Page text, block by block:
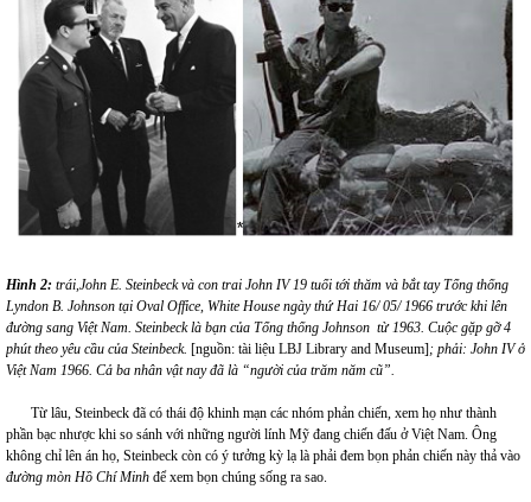
Hình 2: trái,John E. Steinbeck và con trai John IV 19 tuổi tới thăm và bắt tay Tổng thống
Lyndon B. Johnson tại Oval Office, White House ngày thứ Hai 16/ 05/ 1966 trước khi lên
đường sang Việt Nam. Steinbeck là bạn của Tổng thống Johnson từ 1963. Cuộc gặp gỡ 4
phút theo yêu cầu của Steinbeck. [nguồn: tài liệu LBJ Library and Museum]; phải: John IV ở
Việt Nam 1966. Cả ba nhân vật nay đã là “người của trăm năm cũ”.
Từ lâu, Steinbeck đã có thái độ khinh mạn các nhóm phản chiến, xem họ như thành
phần bạc nhược khi so sánh với những người lính Mỹ đang chiến đấu ở Việt Nam. Ông
không chỉ lên án họ, Steinbeck còn có ý tưởng kỳ lạ là phải đem bọn phản chiến này thả vào
đường mòn Hồ Chí Minh để xem bọn chúng sống ra sao.